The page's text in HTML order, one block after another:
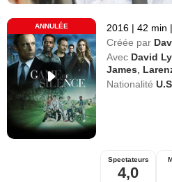
ANNULÉE 2016 | 42 min |
Créée par
Avec David
James
Nationalité
Spectateurs
4,0